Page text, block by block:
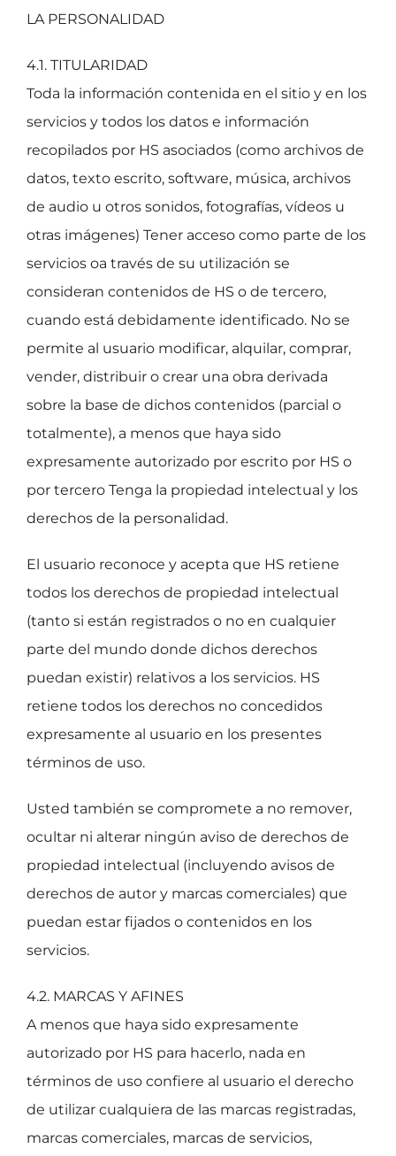
LA PERSONALIDAD
4.1. TITULARIDAD
Toda la información contenida en el sitio y en los
servicios y todos los datos e información
recopilados por HS asociados (como archivos de
datos, texto escrito, software, música, archivos
de audio u otros sonidos, fotografías, vídeos u
otras imágenes) Tener acceso como parte de los
servicios oa través de su utilización se
consideran contenidos de HS o de tercero,
cuando está debidamente identificado. No se
permite al usuario modificar, alquilar, comprar,
vender, distribuir o crear una obra derivada
sobre la base de dichos contenidos (parcial o
totalmente), a menos que haya sido
expresamente autorizado por escrito por HS o
por tercero Tenga la propiedad intelectual y los
derechos de la personalidad.
El usuario reconoce y acepta que HS retiene
todos los derechos de propiedad intelectual
(tanto si están registrados o no en cualquier
parte del mundo donde dichos derechos
puedan existir) relativos a los servicios. HS
retiene todos los derechos no concedidos
expresamente al usuario en los presentes
términos de uso.
Usted también se compromete a no remover,
ocultar ni alterar ningún aviso de derechos de
propiedad intelectual (incluyendo avisos de
derechos de autor y marcas comerciales) que
puedan estar fijados o contenidos en los
servicios.
4.2. MARCAS Y AFINES
A menos que haya sido expresamente
autorizado por HS para hacerlo, nada en
términos de uso confiere al usuario el derecho
de utilizar cualquiera de las marcas registradas,
marcas comerciales, marcas de servicios,